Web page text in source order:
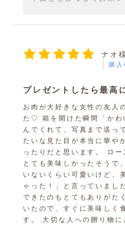
ナオ様
購入
プレゼントしたら最高
お肉が大好きな女性の友人
た♡ 箱を開けた瞬間「かわ
んでくれて、写真まで送っ
たいな見た目が本当に華や
ったりだと思います。 ロー
とても美味しかったそうで
いないくらい可愛いけど、
ゃった！」と言っていまし
できたのもとてもありがた
いたので、すぐに美味しく
す。 大切な人への贈り物に